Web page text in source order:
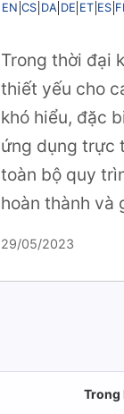
EN CS DA DE ET ES
Trong thời đại
thiết yếu cho
khó hiểu, đặc
ứng dụng trực
toàn bộ quy
hoàn thành và
29/05/2023
Trong